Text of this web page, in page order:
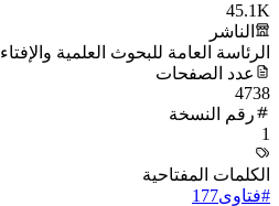
45.1K
الناشر
الرئاسة العامة للبحوث العلمية والإفتاء
عدد الصفحات
4738
رقم النسخة
1
الكلمات المفتاحية
#فتاوى177